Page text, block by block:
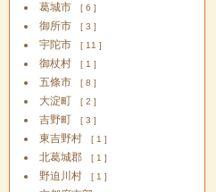
葛城市 [ 6 ]
御所市 [ 3 ]
宇陀市 [ 11 ]
御杖村 [ 1 ]
五條市 [ 8 ]
大淀町 [ 2 ]
吉野町 [ 3 ]
東吉野村 [ 1 ]
北葛城郡 [ 1 ]
野迫川村 [ 1 ]